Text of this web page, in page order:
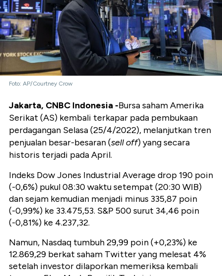
Foto: AP/Courtney Crow
Jakarta, CNBC Indonesia -Bursa saham Amerika
Serikat (AS) kembali terkapar pada pembukaan
perdagangan Selasa (25/4/2022), melanjutkan tren
penjualan besar-besaran (sell off) yang secara
historis terjadi pada April.
Indeks Dow Jones Industrial Average drop 190 poin
(-0,6%) pukul 08:30 waktu setempat (20:30 WIB)
dan sejam kemudian menjadi minus 335,87 poin
(-0,99%) ke 33.475,53. S&P 500 surut 34,46 poin
(-0,81%) ke 4.237,32.
Namun, Nasdaq tumbuh29,99 poin (+0,23%) ke
12.869,29 berkat saham Twitter yang melesat 4%
setelah investor dilaporkan memeriksa kembali